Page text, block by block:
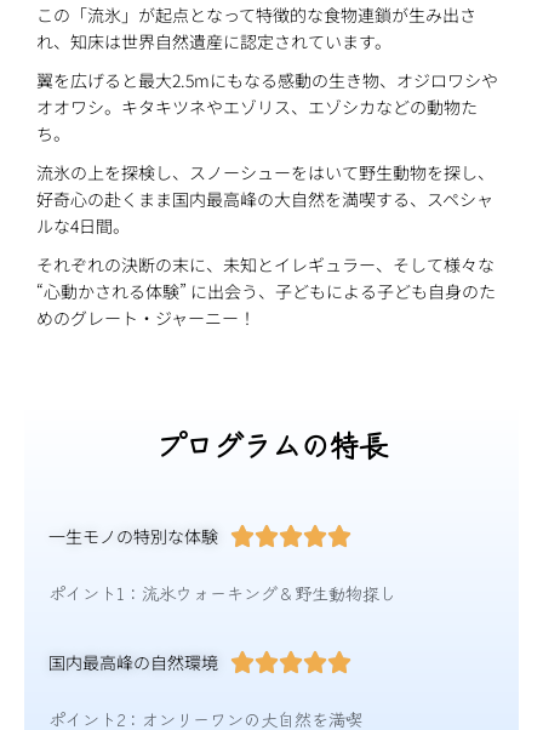
この「流氷」が起点となって特徴的な食物連鎖が生み出さ
れ、知床は世界自然遺産に認定されています。
翼を広げると最大2.5mにもなる感動の生き物、オジロワシや
オオワシ。キタキツネやエゾリス、エゾシカなどの動物た
ち。
流氷の上を探検し、スノーシューをはいて野生動物を探し、
好奇心の赴くまま国内最高峰の大自然を満喫する、スペシャ
ルな4日間。
それぞれの決断の末に、未知とイレギュラー、そして様々な
“心動かされる体験” に出会う、子どもによる子ども自身のた
めのグレート・ジャーニー！
プログラムの特長
一生モノの特別な体験 
ポイント1：流氷ウォーキング＆野生動物探し
国内最高峰の自然環境 
ポイント2：オンリーワンの大自然を満喫